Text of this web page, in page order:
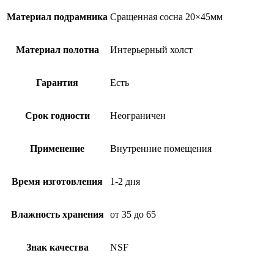
Материал подрамника Сращенная сосна 20×45мм
Материал полотна Интерьерный холст
Гарантия Есть
Срок годности Неограничен
Применение Внутренние помещения
Время изготовления 1-2 дня
Влажность хранения от 35 до 65
Знак качества NSF